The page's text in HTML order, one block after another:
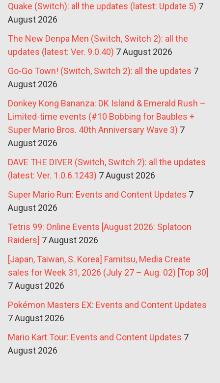
Quake (Switch): all the updates (latest: Update 5) 7
August 2026
The New Denpa Men (Switch, Switch 2): all the
updates (latest: Ver. 9.0.40) 7 August 2026
Go-Go Town! (Switch, Switch 2): all the updates 7
August 2026
Donkey Kong Bananza: DK Island & Emerald Rush –
Limited-time events (#10 Bobbing for Baubles +
Super Mario Bros. 40th Anniversary Wave 3) 7
August 2026
DAVE THE DIVER (Switch, Switch 2): all the updates
(latest: Ver. 1.0.6.1243) 7 August 2026
Super Mario Run: Events and Content Updates 7
August 2026
Tetris 99: Online Events [August 2026: Splatoon
Raiders] 7 August 2026
[Japan, Taiwan, S. Korea] Famitsu, Media Create
sales for Week 31, 2026 (July 27 – Aug. 02) [Top 30]
7 August 2026
Pokémon Masters EX: Events and Content Updates
7 August 2026
Mario Kart Tour: Events and Content Updates 7
August 2026